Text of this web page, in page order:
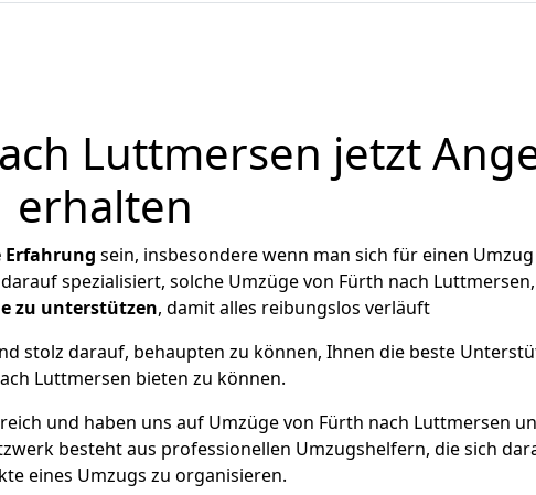
Luttmersen jetzt
erhalten
Erfahrung sein, insbesondere wenn man sich für einen
spezialisiert, solche Umzüge von Fürth nach
zu unterstützen, damit alles reibungslos verläuft
stolz darauf, behaupten zu können, Ihnen die beste
Luttmersen bieten zu können.
und haben uns auf Umzüge von Fürth nach Luttmersen
besteht aus professionellen Umzugshelfern, die sich
eines Umzugs zu organisieren.